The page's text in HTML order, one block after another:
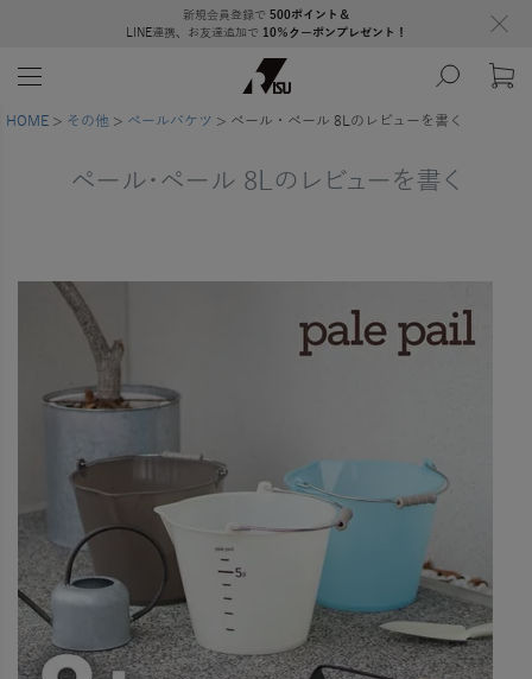
新規会員登録で 500ポイント＆
LINE連携、お友達追加で 10％クーポンプレゼント！
HOME その他 ペールバケツ ペール・ペール 8Lのレビューを書く
ペール・ペール 8Lのレビューを書く